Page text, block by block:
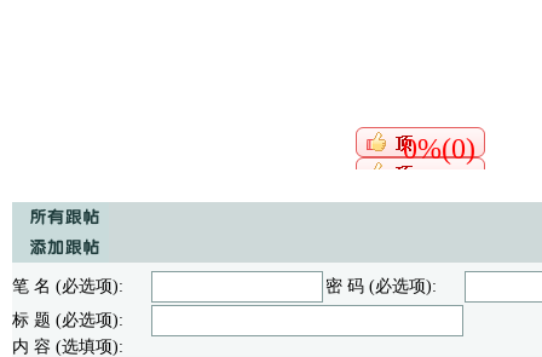
0%(0)
笔 名 (必选项):
密 码 (必选项):
标 题 (必选项):
内 容 (选填项):